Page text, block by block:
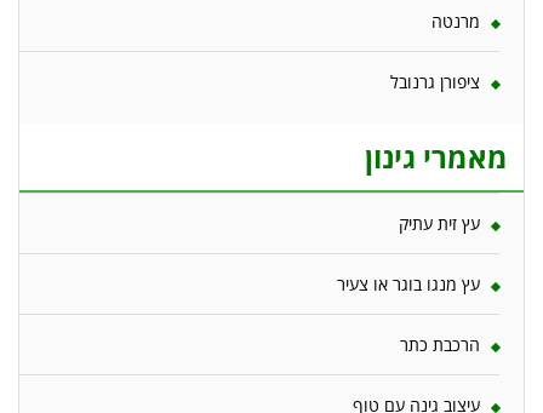
מרנטה
ציפורן גרנובל
מאמרי גינון
עץ זית עתיק
עץ מנגו בוגר או צעיר
הרכבת כתר
עיצוב גינה עם טוף